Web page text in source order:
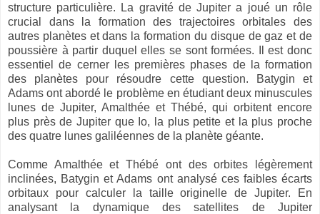
structure particulière. La gravité de Jupiter a joué un rôle
crucial dans la formation des trajectoires orbitales des
autres planètes et dans la formation du disque de gaz et de
poussière à partir duquel elles se sont formées. Il est donc
essentiel de cerner les premières phases de la formation
des planètes pour résoudre cette question. Batygin et
Adams ont abordé le problème en étudiant deux minuscules
lunes de Jupiter, Amalthée et Thébé, qui orbitent encore
plus près de Jupiter que Io, la plus petite et la plus proche
des quatre lunes galiléennes de la planète géante.
Comme Amalthée et Thébé ont des orbites légèrement
inclinées, Batygin et Adams ont analysé ces faibles écarts
orbitaux pour calculer la taille originelle de Jupiter. En
analysant la dynamique des satellites de Jupiter